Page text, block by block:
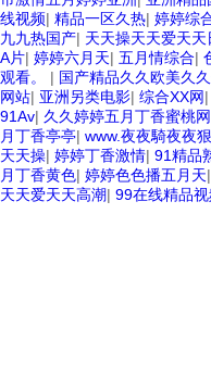
线视频| 精品一区久热| 婷婷综
九九热国产| 天天操天天爱天天
A片| 婷婷六月天| 五月情综合|
观看。 | 国产精品久久欧美久
网站| 亚洲另类电影| 综合XX网|
91Av| 久久婷婷五月丁香蜜桃网
月丁香亭亭| www.夜夜騎夜夜狠
天天操| 婷婷丁香激情| 91精品
月丁香黄色| 婷婷色色播五月天|
天天爱天天高潮| 99在线精品